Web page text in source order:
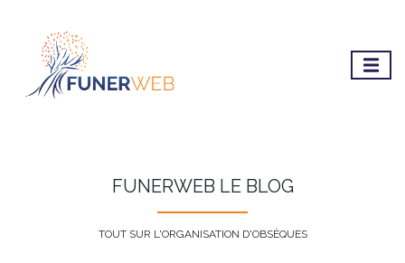
FUNERWEB LE BLOG
TOUT SUR L'ORGANISATION D'OBSÈQUES